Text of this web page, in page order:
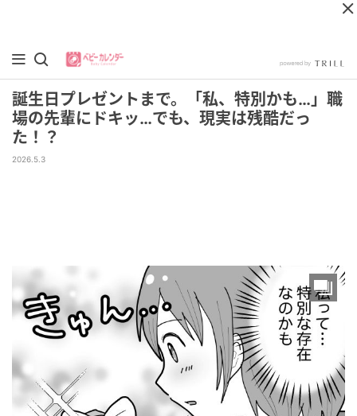
誕生日プレゼントまで。「私、特別かも…」職
場の先輩にドキッ…でも、現実は残酷だっ
た！？
2026.5.3